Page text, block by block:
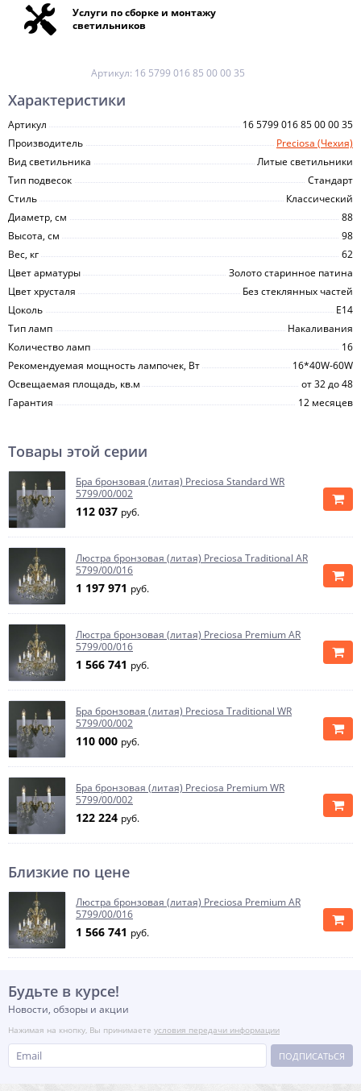
Услуги по сборке и монтажу
светильников
Артикул: 16 5799 016 85 00 00 35
Характеристики
Артикул
16 5799 016 85 00 00 35
Производитель
Preciosa (Чехия)
Вид светильника
Литые светильники
Тип подвесок
Стандарт
Стиль
Классический
Диаметр, см
88
Высота, см
98
Вес, кг
62
Цвет арматуры
Золото старинное патина
Цвет хрусталя
Без стеклянных частей
Цоколь
E14
Тип ламп
Накаливания
Количество ламп
16
Рекомендуемая мощность лампочек, Вт
16*40W-60W
Освещаемая площадь, кв.м
от 32 до 48
Гарантия
12 месяцев
Товары этой серии
Бра бронзовая (литая) Preciosa Standard WR
5799/00/002
112 037 руб.
Люстра бронзовая (литая) Preciosa Traditional AR
5799/00/016
1 197 971 руб.
Люстра бронзовая (литая) Preciosa Premium AR
5799/00/016
1 566 741 руб.
Бра бронзовая (литая) Preciosa Traditional WR
5799/00/002
110 000 руб.
Бра бронзовая (литая) Preciosa Premium WR
5799/00/002
122 224 руб.
Близкие по цене
Люстра бронзовая (литая) Preciosa Premium AR
5799/00/016
1 566 741 руб.
Будьте в курсе!
Новости, обзоры и акции
Нажимая на кнопку, Вы принимаете условия передачи информации
ПОДПИСАТЬСЯ